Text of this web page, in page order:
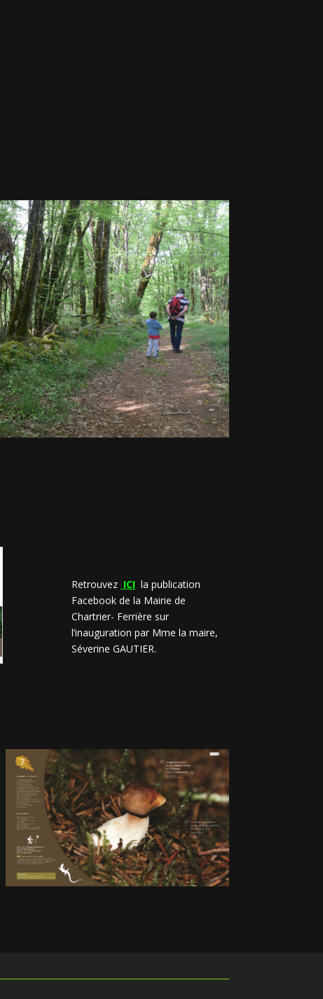
Retrouvez ICI la publication
Facebook de la Mairie de
Chartrier- Ferrière sur
l’inauguration par Mme la maire,
Séverine GAUTIER.